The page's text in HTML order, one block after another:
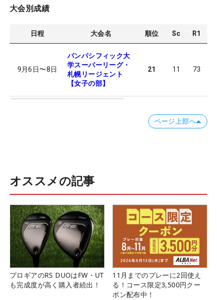
大会別成績
日程 大会名 順位 Sc R1
9月6日〜8日
パンパシフィック大
学スーパーリーグ・
札幌リージェント
【女子の部】
21 11 73
ページ上部へ
オススメの記事
プロギアのRS DUOはFW・UT
も完成度が高く購入者続出！
11月までのプレーに2回使え
る！コース限定3,500円クー
ポン配布中！